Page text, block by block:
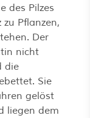
des Pilzes
Pflanzen,
Der
nicht
die
Sie
gelöst
liegen dem